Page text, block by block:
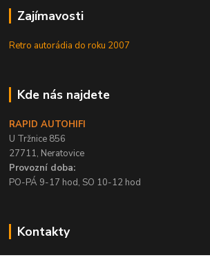
Zajímavosti
Retro autorádia do roku 2007
Kde nás najdete
RAPID AUTOHIFI
U Tržnice 856
27711, Neratovice
Provozní doba:
PO-PÁ 9-17 hod, SO 10-12 hod
Kontakty